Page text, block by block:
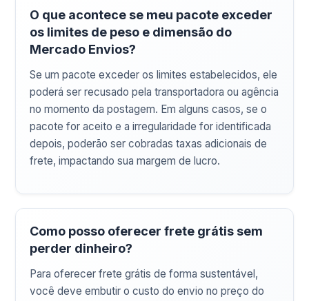
O que acontece se meu pacote exceder
os limites de peso e dimensão do
Mercado Envios?
Se um pacote exceder os limites estabelecidos, ele
poderá ser recusado pela transportadora ou agência
no momento da postagem. Em alguns casos, se o
pacote for aceito e a irregularidade for identificada
depois, poderão ser cobradas taxas adicionais de
frete, impactando sua margem de lucro.
Como posso oferecer frete grátis sem
perder dinheiro?
Para oferecer frete grátis de forma sustentável,
você deve embutir o custo do envio no preço do